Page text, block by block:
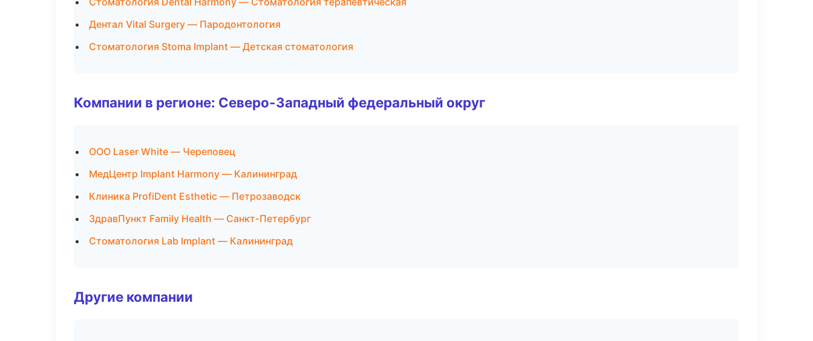
Дентал Vital Surgery — Пародонтология
Стоматология Stoma Implant — Детская стоматология
Компании в регионе: Северо-Западный федеральный округ
ООО Laser White — Череповец
МедЦентр Implant Harmony — Калининград
Клиника ProfiDent Esthetic — Петрозаводск
ЗдравПункт Family Health — Санкт-Петербург
Стоматология Lab Implant — Калининград
Другие компании